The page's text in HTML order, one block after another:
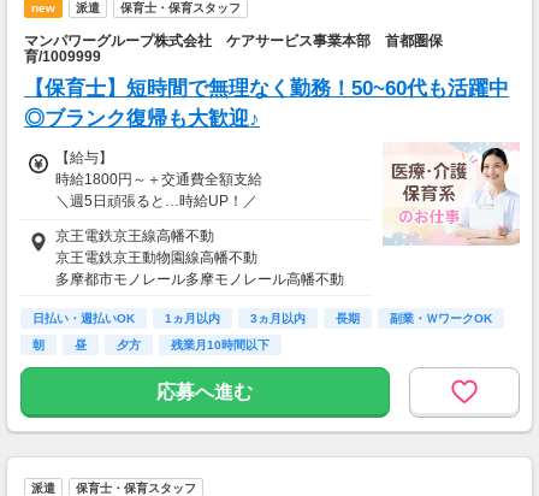
new 派遣 保育士・保育スタッフ
マンパワーグループ株式会社 ケアサービス事業本部 首都圏保
育/1009999
【保育士】短時間で無理なく勤務！50~60代も活躍中
◎ブランク復帰も大歓迎♪
【給与】
時給1800円～＋交通費全額支給
＼週5日頑張ると…時給UP！／
月160時間以上勤務の方は、
時給が100円UPします★
≪収入例≫
■週3日×6h勤務の場合
時給1800円×8h×21日＝月30万2400円以上
日払い
※規定あり
京王電鉄京王線高幡不動
京王電鉄京王動物園線高幡不動
多摩都市モノレール多摩モノレール高幡不動
日払い・週払いOK 1ヵ月以内 3ヵ月以内 長期
副業・ＷワークOK
朝
昼 夕方 残業月10時間以下
応募へ進む
派遣 保育士・保育スタッフ